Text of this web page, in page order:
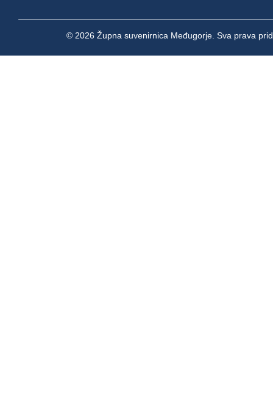
© 2026 Župna suvenirnica Međugorje. Sva prava